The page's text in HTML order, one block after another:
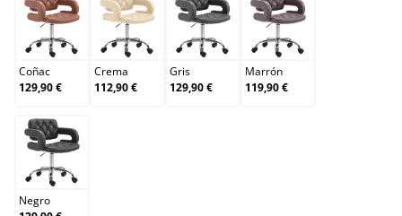
Coñac
Coñac
129,90 €
Crema
Crema
112,90 €
Gris
Gris
129,90 €
Marrón
Marrón
119,90 €
Negro
Negro